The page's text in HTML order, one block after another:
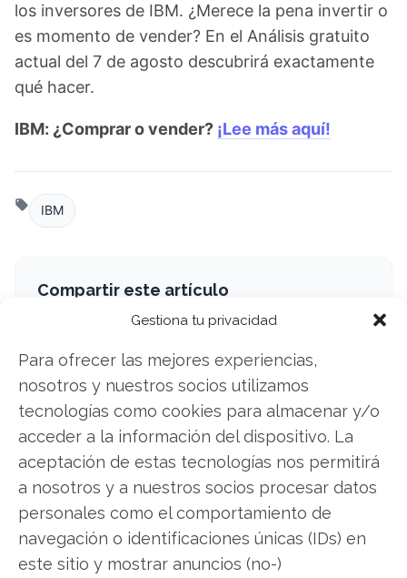
Gestiona tu privacidad
Para ofrecer las mejores experiencias,
nosotros y nuestros socios utilizamos
tecnologías como cookies para almacenar y/o
acceder a la información del dispositivo. La
aceptación de estas tecnologías nos permitirá
a nosotros y a nuestros socios procesar datos
personales como el comportamiento de
navegación o identificaciones únicas (IDs) en
este sitio y mostrar anuncios (no-)
los inversores de IBM. ¿Merece la pena invertir o
es momento de vender? En el Análisis gratuito
actual del 7 de agosto descubrirá exactamente
qué hacer.
IBM: ¿Comprar o vender? ¡Lee más aquí!
IBM
Compartir este artículo
Facebook
LinkedIn
Copiar enlace